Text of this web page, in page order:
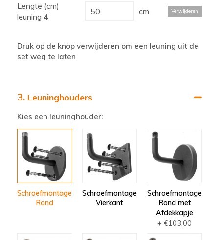
Lengte (cm)
leuning 4
cm Verwijderen
Druk op de knop verwijderen om een leuning uit de
set weg te laten
3. Leuninghouders
Kies een leuninghouder:
Schroefmontage
Rond
Schroefmontage
Vierkant
Schroefmontage
Rond met
Afdekkapje
+ €103,00